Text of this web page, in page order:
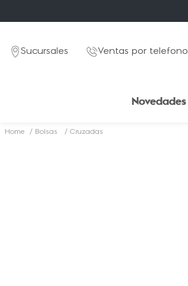
Sucursales Ventas por telefono
Novedades
Bolsas Cruzadas